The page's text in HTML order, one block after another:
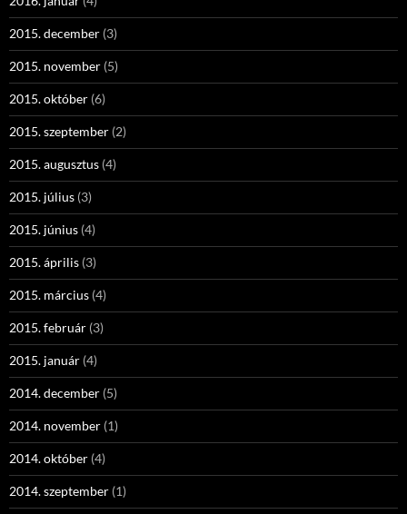
2015. december (3)
2015. november (5)
2015. október (6)
2015. szeptember (2)
2015. augusztus (4)
2015. július (3)
2015. június (4)
2015. április (3)
2015. március (4)
2015. február (3)
2015. január (4)
2014. december (5)
2014. november (1)
2014. október (4)
2014. szeptember (1)